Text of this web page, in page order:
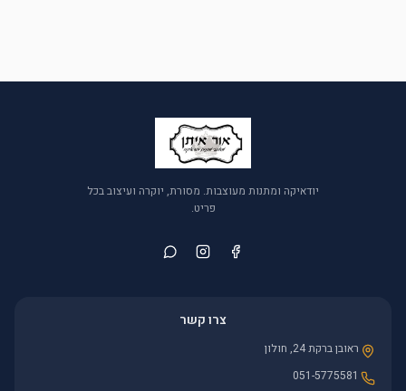
יודאיקה ומתנות מעוצבות. מסורת, יוקרה ועיצוב בכל
פריט.
צרו קשר
ראובן ברקת 24, חולון
051-5775581